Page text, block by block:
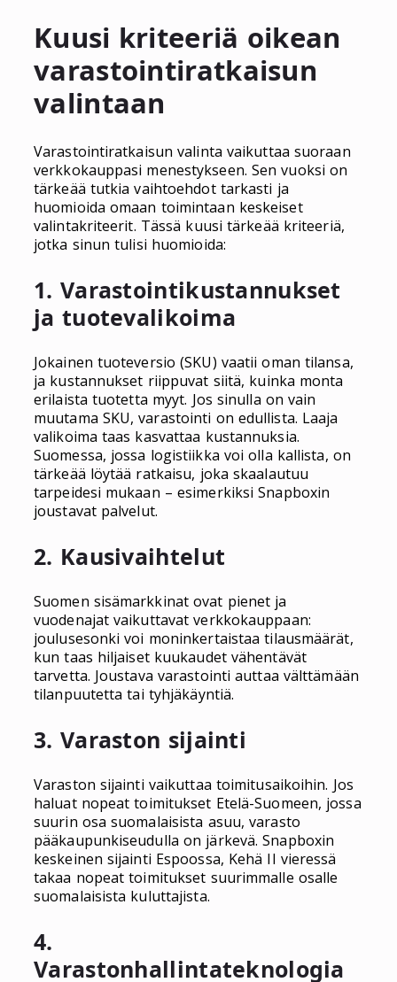
Kuusi kriteeriä oikean
varastointiratkaisun
valintaan
Varastointiratkaisun valinta vaikuttaa suoraan
verkkokauppasi menestykseen. Sen vuoksi on
tärkeää tutkia vaihtoehdot tarkasti ja
huomioida omaan toimintaan keskeiset
valintakriteerit. Tässä kuusi tärkeää kriteeriä,
jotka sinun tulisi huomioida:
1. Varastointikustannukset
ja tuotevalikoima
Jokainen tuoteversio (SKU) vaatii oman tilansa,
ja kustannukset riippuvat siitä, kuinka monta
erilaista tuotetta myyt. Jos sinulla on vain
muutama SKU, varastointi on edullista. Laaja
valikoima taas kasvattaa kustannuksia.
Suomessa, jossa logistiikka voi olla kallista, on
tärkeää löytää ratkaisu, joka skaalautuu
tarpeidesi mukaan – esimerkiksi Snapboxin
joustavat palvelut.
2. Kausivaihtelut
Suomen sisämarkkinat ovat pienet ja
vuodenajat vaikuttavat verkkokauppaan:
joulusesonki voi moninkertaistaa tilausmäärät,
kun taas hiljaiset kuukaudet vähentävät
tarvetta. Joustava varastointi auttaa välttämään
tilanpuutetta tai tyhjäkäyntiä.
3. Varaston sijainti
Varaston sijainti vaikuttaa toimitusaikoihin. Jos
haluat nopeat toimitukset Etelä-Suomeen, jossa
suurin osa suomalaisista asuu, varasto
pääkaupunkiseudulla on järkevä. Snapboxin
keskeinen sijainti Espoossa, Kehä II vieressä
takaa nopeat toimitukset suurimmalle osalle
suomalaisista kuluttajista.
4.
Varastonhallintateknologia